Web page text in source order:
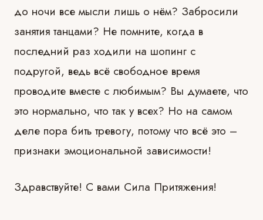
до ночи все мысли лишь о нём? Забросили
занятия танцами? Не помните, когда в
последний раз ходили на шопинг с
подругой, ведь всё свободное время
проводите вместе с любимым? Вы думаете, что
это нормально, что так у всех? Но на самом
деле пора бить тревогу, потому что всё это –
признаки эмоциональной зависимости!
Здравствуйте! С вами Сила Притяжения!